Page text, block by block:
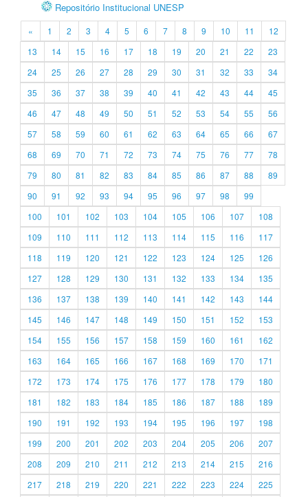
Repositório Institucional UNESP
« 1 2 3 4 5 6 7 8 9 10 11
12
13
14 15 16 17 18 19 20 21 22
23
24
25 26 27 28 29 30 31 32 33
34
35
36 37 38 39 40 41 42 43 44
45
46
47 48 49 50 51 52 53 54 55
56
57
58 59 60 61 62 63 64 65 66
67
68
69 70 71 72 73 74 75 76 77
78
79
80 81 82 83 84 85 86 87 88
89
90
91 92 93 94 95 96 97 98
99
100
101 102 103 104 105 106 107
108
109
110 111 112 113 114 115 116
117
118
119 120 121 122 123 124 125
126
127
128 129 130 131 132 133 134
135
136
137 138 139 140 141 142 143
144
145
146 147 148 149 150 151 152
153
154
155 156 157 158 159 160 161
162
163
164 165 166 167 168 169 170
171
172
173 174 175 176 177 178 179
180
181
182 183 184 185 186 187 188
189
190
191 192 193 194 195 196 197
198
199
200 201 202 203 204 205 206
207
208
209 210 211 212 213 214 215
216
217
218 219 220 221 222 223 224
225